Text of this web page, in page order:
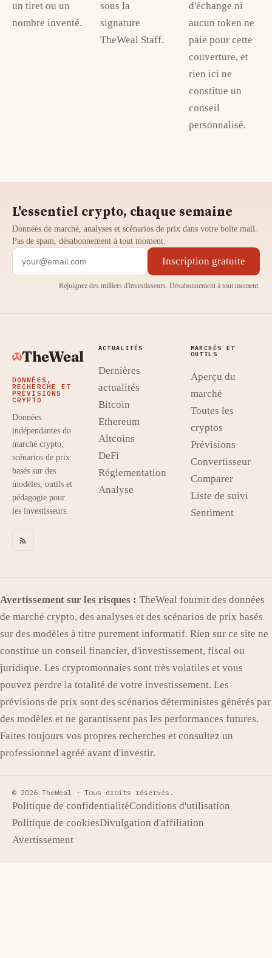
un tiret ou un
nombre inventé.
sous la
signature
TheWeal Staff.
d'échange ni
aucun token ne
paie pour cette
couverture, et
rien ici ne
constitue un
conseil
personnalisé.
L'essentiel crypto, chaque semaine
Données de marché, analyses et scénarios de prix dans votre boîte mail.
Pas de spam, désabonnement à tout moment.
Inscription gratuite
Rejoignez des milliers d'investisseurs. Désabonnement à tout moment.
TheWeal
DONNÉES,
RECHERCHE ET
PRÉVISIONS
CRYPTO
Données
indépendantes du
marché crypto,
scénarios de prix
basés sur des
modèles, outils et
pédagogie pour
les investisseurs.
ACTUALITÉS
Dernières
actualités
Bitcoin
Ethereum
Altcoins
DeFi
Réglementation
Analyse
MARCHÉS ET
OUTILS
Aperçu du
marché
Toutes les
cryptos
Prévisions
Convertisseur
Comparer
Liste de suivi
Sentiment
Avertissement sur les risques : TheWeal fournit des données
de marché crypto, des analyses et des scénarios de prix basés
sur des modèles à titre purement informatif. Rien sur ce site ne
constitue un conseil financier, d'investissement, fiscal ou
juridique. Les cryptomonnaies sont très volatiles et vous
pouvez perdre la totalité de votre investissement. Les
prévisions de prix sont des scénarios déterministes générés par
des modèles et ne garantissent pas les performances futures.
Faites toujours vos propres recherches et consultez un
professionnel agréé avant d'investir.
© 2026 TheWeal · Tous droits réservés.
Politique de confidentialitéConditions d'utilisation
Politique de cookiesDivulgation d'affiliation
Avertissement